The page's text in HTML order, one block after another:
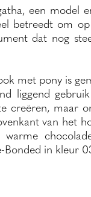
een model
betreedt om
dat nog
met pony is
liggend
creëren, maar
van het
in kleur